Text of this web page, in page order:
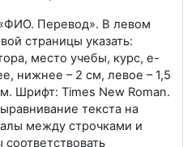
Перевод». В левом
страницы указать:
место учебы, курс, e-
нижнее – 2 см, левое – 1,5
Шрифт: Times New Roman.
текста на
между строчками и